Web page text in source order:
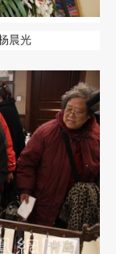
晨光